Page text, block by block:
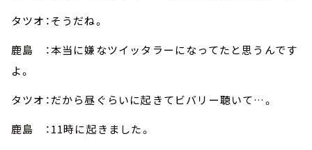
タツオ：そうだね。
鹿島 ：本当に嫌なツイッタラーになってたと思うんです
よ。
タツオ：だから昼ぐらいに起きてビバリー聴いて…。
鹿島 ：11時に起きました。